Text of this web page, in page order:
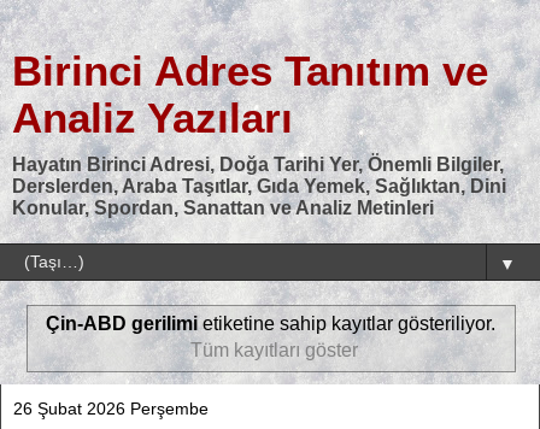
Birinci Adres Tanıtım ve
Analiz Yazıları
Hayatın Birinci Adresi, Doğa Tarihi Yer, Önemli Bilgiler,
Derslerden, Araba Taşıtlar, Gıda Yemek, Sağlıktan, Dini
Konular, Spordan, Sanattan ve Analiz Metinleri
▼
Çin-ABD gerilimietiketine sahip kayıtlar gösteriliyor.
Tüm kayıtları göster
26 Şubat 2026 Perşembe